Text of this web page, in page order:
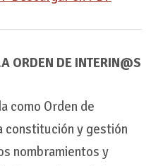
ORDEN DE INTERIN@S
como Orden de
constitución y gestión
nombramientos y